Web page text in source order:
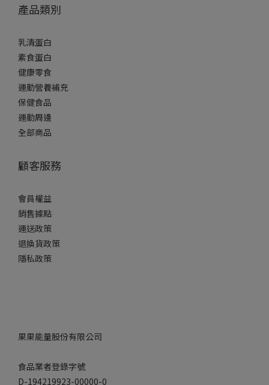
產品類別
乳清蛋白
素食蛋白
健康零食
運動營養補充
保健食品
運動周邊
全部商品
顧客服務
會員權益
銷售據點
運送政策
退換貨政策
隱私政策
果果能量股份有限公司
食品業者登錄字號
D-194219923-00000-0